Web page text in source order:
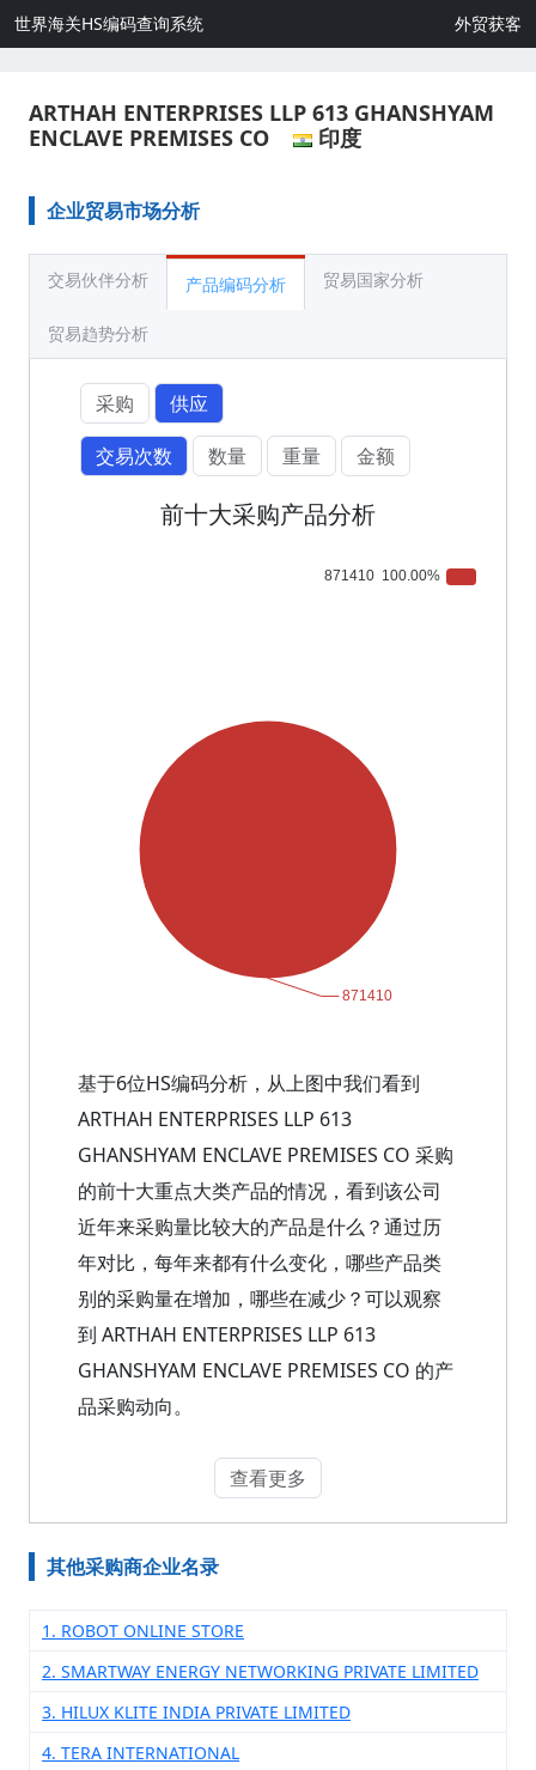
世界海关HS编码查询系统 外贸获客
ARTHAH ENTERPRISES LLP 613 GHANSHYAM
ENCLAVE PREMISES CO
印度
企业贸易市场分析
交易伙伴分析 产品编码分析 贸易国家分析
贸易趋势分析
采购
供应
交易次数
数量 重量 金额
前十大采购产品分析
基于6位HS编码分析，从上图中我们看到
ARTHAH ENTERPRISES LLP 613
GHANSHYAM ENCLAVE PREMISES CO 采购
的前十大重点大类产品的情况，看到该公司
近年来采购量比较大的产品是什么？通过历
年对比，每年来都有什么变化，哪些产品类
别的采购量在增加，哪些在减少？可以观察
到 ARTHAH ENTERPRISES LLP 613
GHANSHYAM ENCLAVE PREMISES CO 的产
品采购动向。
查看更多
其他采购商企业名录
1. ROBOT ONLINE STORE
2. SMARTWAY ENERGY NETWORKING PRIVATE LIMITED
3. HILUX KLITE INDIA PRIVATE LIMITED
4. TERA INTERNATIONAL